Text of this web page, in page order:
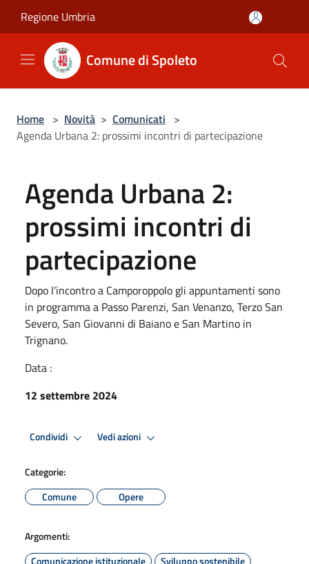
Regione Umbria
Comune di Spoleto
Home > Novità > Comunicati >
Agenda Urbana 2: prossimi incontri di partecipazione
Agenda Urbana 2:
prossimi incontri di
partecipazione
Dopo l’incontro a Camporoppolo gli appuntamenti sono
in programma a Passo Parenzi, San Venanzo, Terzo San
Severo, San Giovanni di Baiano e San Martino in
Trignano.
Data :
12 settembre 2024
Condividi Vedi azioni
Categorie:
Comune
Opere
Argomenti:
Comunicazione istituzionale
Sviluppo sostenibile